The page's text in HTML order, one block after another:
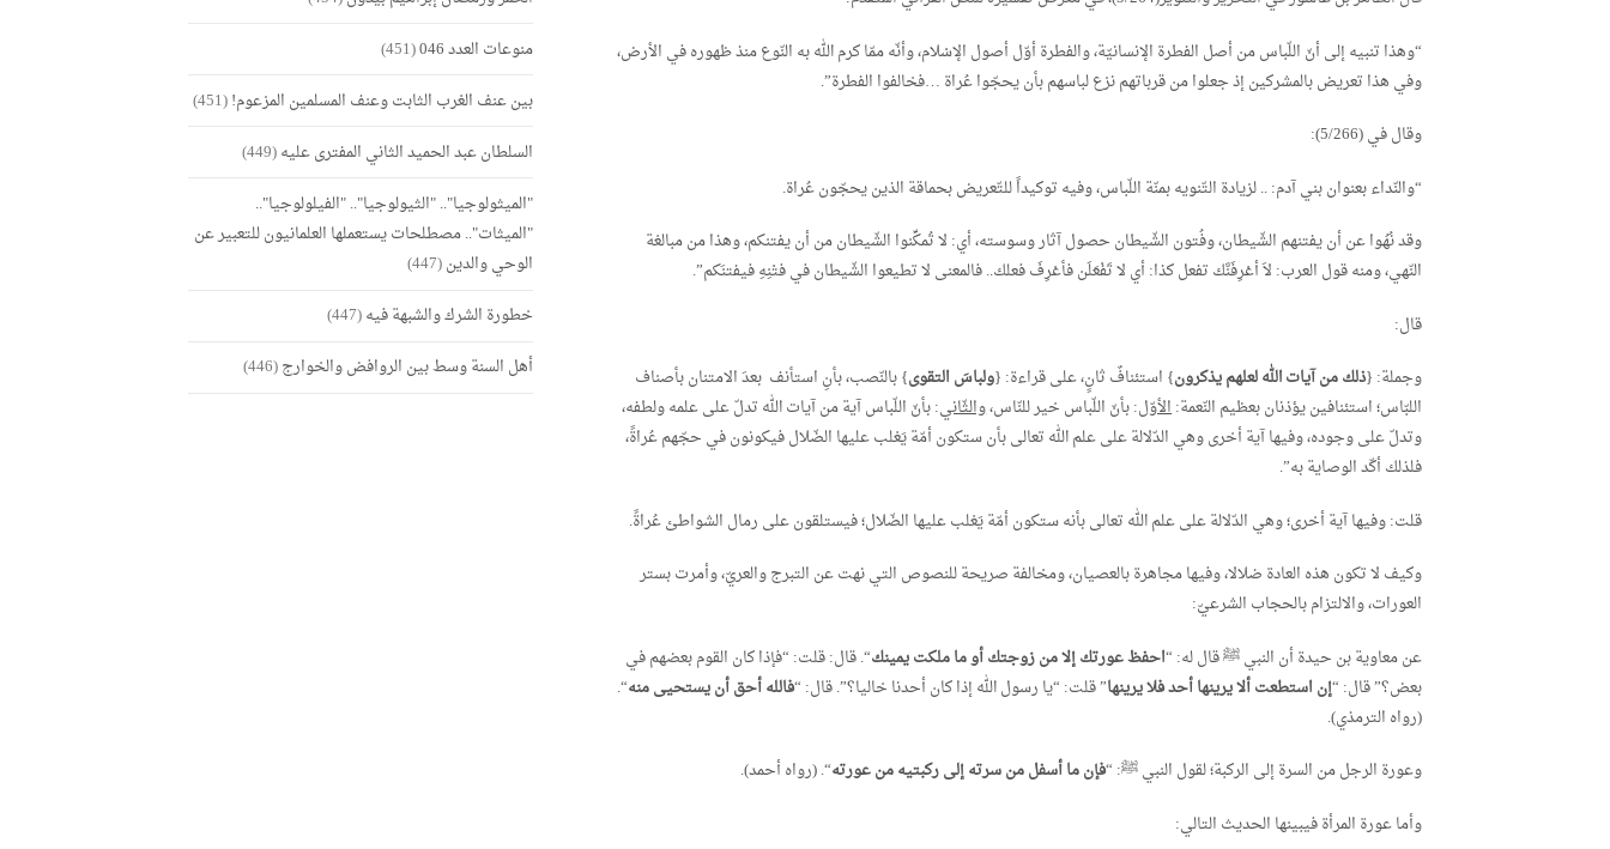
“وهذا تنبيه إلى أنّ اللّباس من أصل الفطرة الإنسانيّة، والفطرة أوّل أصول الإسْلام، وأنّه ممّا كرم الله به النّوع منذ ظهوره في الأرض،
وفي هذا تعريض بالمشركين إذ جعلوا من قرباتهم نزع لباسهم بأن يحجّوا عُراة …فخالفوا الفطرة”.
وقال في (5/266):
“والنّداء بعنوان بني آدم: .. لزيادة التّنويه بمنّة اللّباس، وفيه توكيداً للتّعريض بحماقة الذين يحجّون عُراة.
وقد نُهُوا عن أن يفتنهم الشّيطان، وفُتون الشّيطان حصول آثار وسوسته، أي: لا تُمكِّنوا الشّيطان من أن يفتنكم، وهذا من مبالغة
النّهي، ومنه قول العرب: لاَ أعْرِفَنَّك تفعل كذا: أي لا تَفْعَلَن فأعْرِفَ فعلك.. فالمعنى لا تطيعوا الشّيطان في فتْنِهِ فيفتنَكم”.
قال:
وجملة: {ذلك من آيات الله لعلهم يذكرون} استئنافٌ ثانٍ، على قراءة: {ولباسَ التقوى} بالنّصب، بأنِ استأنف بعدَ الامتنان بأصناف
اللبّاس؛ استئنافين يؤذنان بعظيم النّعمة:الأوّل: بأنّ اللّباس خير للنّاس،والثّاني: بأنّ اللّباس آية من آيات الله تدلّ على علمه ولطفه،
وتدلّ على وجوده، وفيها آية أخرى وهي الدّلالة على علم الله تعالى بأن ستكون أمّة يَغلب عليها الضّلال فيكونون في حجّهم عُراةً،
فلذلك أكّد الوصاية به”.
قلت: وفيها آية أخرى؛ وهي الدّلالة على علم الله تعالى بأنه ستكون أمّة يَغلب عليها الضّلال؛ فيستلقون على رمال الشواطئ عُراةً.
وكيف لا تكون هذه العادة ضلالا، وفيها مجاهرة بالعصيان، ومخالفة صريحة للنصوص التي نهت عن التبرج والعريّ، وأمرت بستر
العورات، والالتزام بالحجاب الشرعيّ:
عن معاوية بن حيدة أن النبي ﷺ قال له: “احفظ عورتك إلا من زوجتك أو ما ملكت يمينك“. قال: قلت: “فإذا كان القوم بعضهم في
بعض؟” قال: “إن استطعت ألا يرينها أحد فلا يرينها” قلت: “يا رسول الله إذا كان أحدنا خاليا؟”. قال: “فالله أحق أن يستحيى منه“.
(رواه الترمذي).
وعورة الرجل من السرة إلى الركبة؛ لقول النبي ﷺ: “فإن ما أسفل من سرته إلى ركبتيه من عورته“. (رواه أحمد).
‏وأما عورة المرأة فيبينها الحديث التالي:
منوعات العدد 046
(451)
بين عنف الغرب الثابت وعنف المسلمين المزعوم!(451)
السلطان عبد الحميد الثاني المفترى عليه(449)
"الميثولوجيا".. "الثيولوجيا".. "الفيلولوجيا"..
"الميثات".. مصطلحات يستعملها العلمانيون للتعبير عن
الوحي والدين(447)
خطورة الشرك والشبهة فيه(447)
أهل السنة وسط بين الروافض والخوارج(446)